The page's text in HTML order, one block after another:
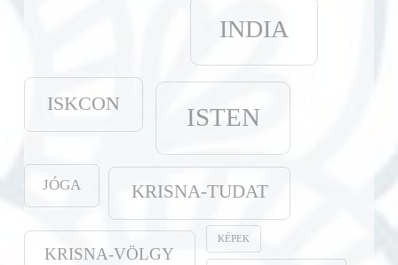
INDIA
ISKCON ISTEN
JÓGA KRISNA-TUDAT
KRISNA-VÖLGY
KÉPEK